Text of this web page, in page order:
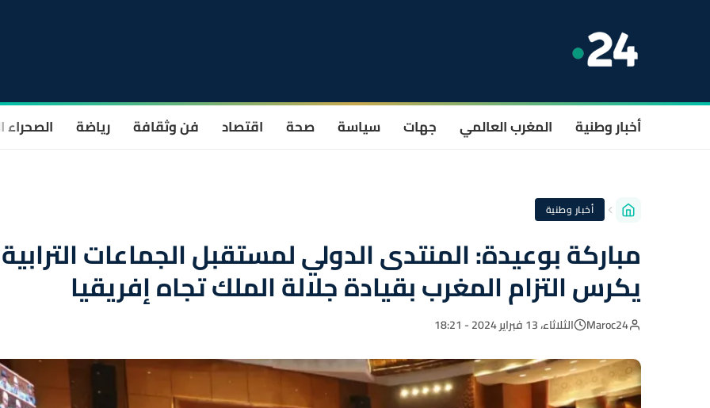
أخبار وطنية المغرب العالمي جهات سياسة صحة اقتصاد فن وثقافة رياضة الصحراء
أخبار وطنية
مباركة بوعيدة: المنتدى الدولي لمستقبل الجماعات الترابية
يكرس التزام المغرب بقيادة جلالة الملك تجاه إفريقيا
Maroc24 الثلاثاء، 13 فبراير 2024 - 18:21